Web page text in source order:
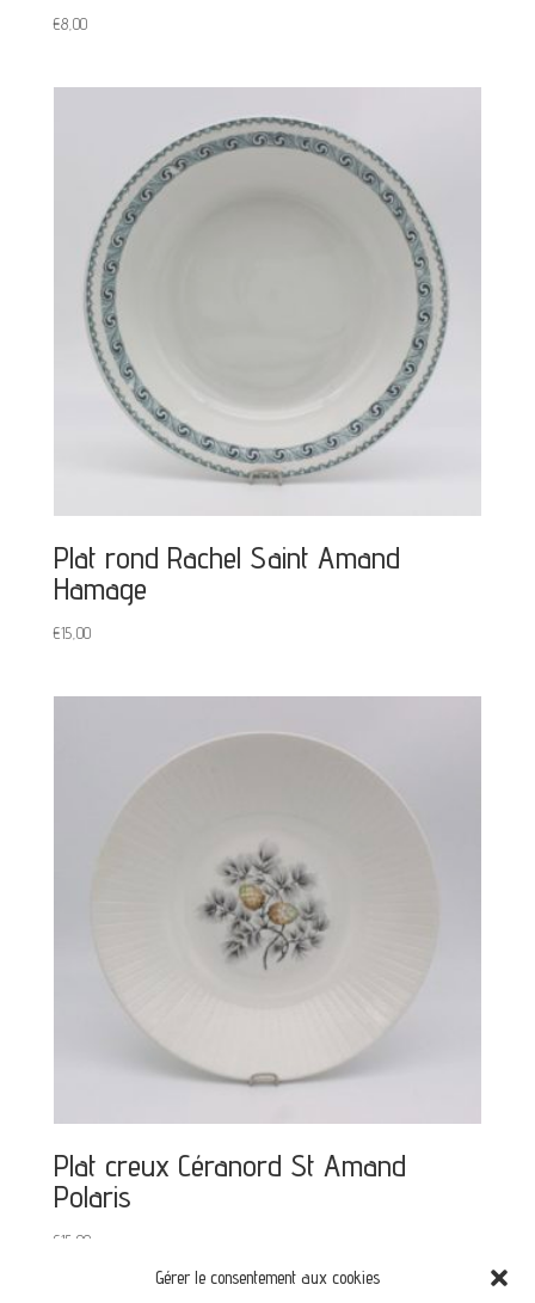
Gérer le consentement aux cookies
€8,00
Plat rond Rachel Saint Amand
Hamage
€15,00
Plat creux Céranord St Amand
Polaris
€15,00